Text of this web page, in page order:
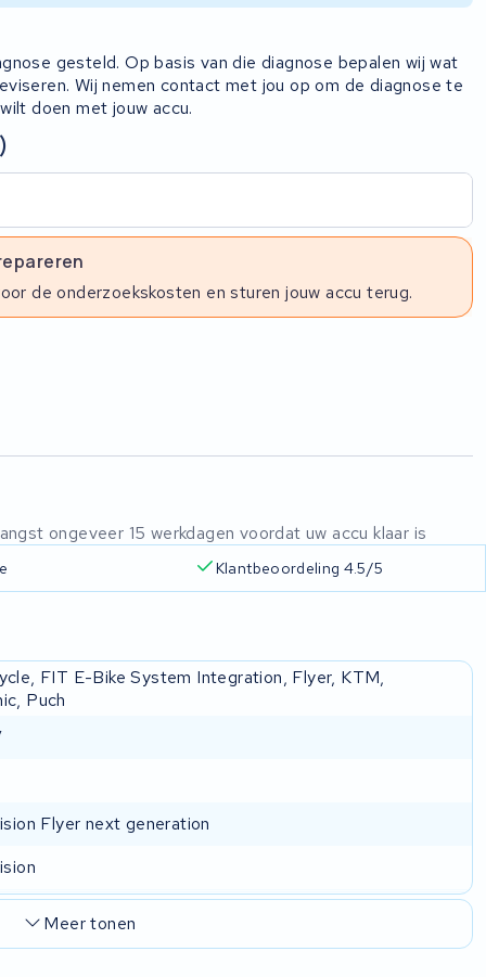
gesteld. Op basis van die diagnose bepalen wij wat
Wij nemen contact met jou op om de diagnose te
doen met jouw accu.
de onderzoekskosten en sturen jouw accu terug.
ongeveer 15 werkdagen voordat uw accu klaar is
Klantbeoordeling 4.5/5
FIT E-Bike System Integration, Flyer, KTM,
Puch
Flyer next generation
Meer tonen